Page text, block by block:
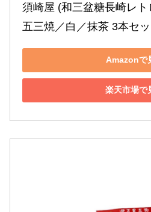
須崎屋 (和三盆糖長崎レ
五三焼／白／抹茶 3本セ
Amazonで
楽天市場で